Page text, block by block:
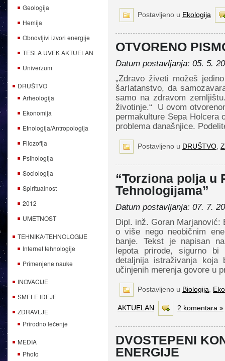
Geologija
Hemija
Obnovljivi izvori energije
TESLA UVEK AKTUELAN
Univerzum
DRUŠTVO
Arheologija
Ekonomija
Etnologija/Antropologija
Filozofija
Psihologija
Sociologija
Spiritualnost
2012
UMETNOST
TEHNIKA/TEHNOLOGIJE
Internet tehnologije
Primenjene nauke
INOVACIJE
SMELE IDEJE
ZDRAVLJE
Prirodno lečenje
MEDIA
Photo
Postavljeno u Ekologija
OTVORENO
Datum postavljanja: 05. 5.
„Zdravo živeti možeš
šarlatanstvo, da
samo na zdravom
životinje.“ U ovom
permakulture Sepa Holcera
problema današnjice.
Postavljeno u DRUŠTVO
“Torziona polja u
Tehnologijama”
Datum postavljanja: 07. 7.
Dipl. inž. Goran Marjanović:
o više nego neobičnim
banje. Tekst je napisan
lepota prirode, sigurno
detaljnija istraživanja
učinjenih merenja govore u
Postavljeno u Biologija
AKTUELAN 2 komentara »
DVOSTEPENI
ENERGIJE